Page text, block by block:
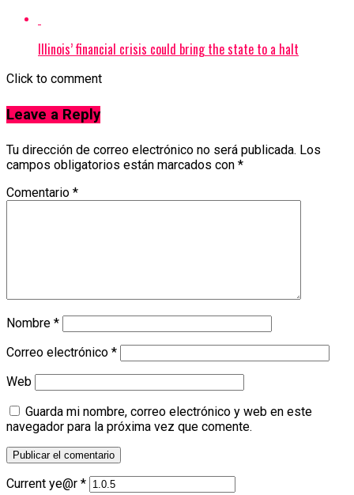
Illinois’ financial crisis could bring the state to a halt
Click to comment
Leave a Reply
Tu dirección de correo electrónico no será publicada. Los
campos obligatorios están marcados con *
Comentario *
Nombre *
Correo electrónico *
Web
Guarda mi nombre, correo electrónico y web en este
navegador para la próxima vez que comente.
Current ye@r *